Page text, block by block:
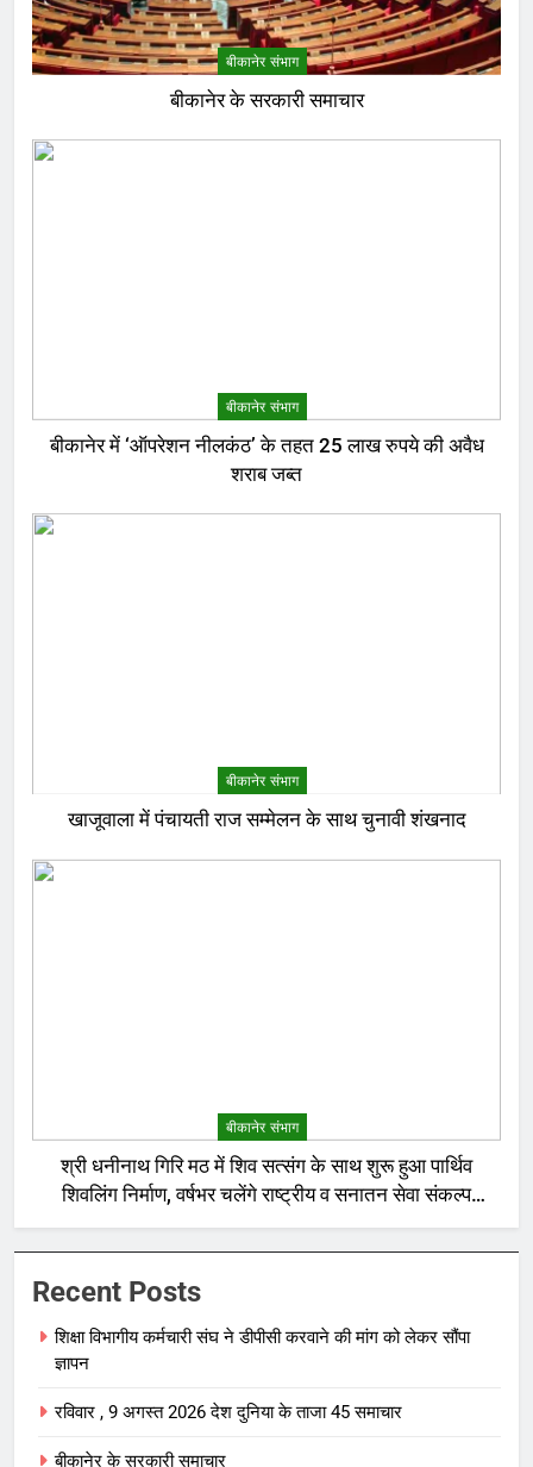
बीकानेर संभाग
बीकानेर के सरकारी समाचार
बीकानेर संभाग
बीकानेर में ‘ऑपरेशन नीलकंठ’ के तहत 25 लाख रुपये की अवैध
शराब जब्त
बीकानेर संभाग
खाजूवाला में पंचायती राज सम्मेलन के साथ चुनावी शंखनाद
बीकानेर संभाग
श्री धनीनाथ गिरि मठ में शिव सत्संग के साथ शुरू हुआ पार्थिव
शिवलिंग निर्माण, वर्षभर चलेंगे राष्ट्रीय व सनातन सेवा संकल्प
अनुष्ठान
Recent Posts
शिक्षा विभागीय कर्मचारी संघ ने डीपीसी करवाने की मांग को लेकर सौंपा
ज्ञापन
रविवार , 9 अगस्त 2026 देश दुनिया के ताजा 45 समाचार
बीकानेर के सरकारी समाचार